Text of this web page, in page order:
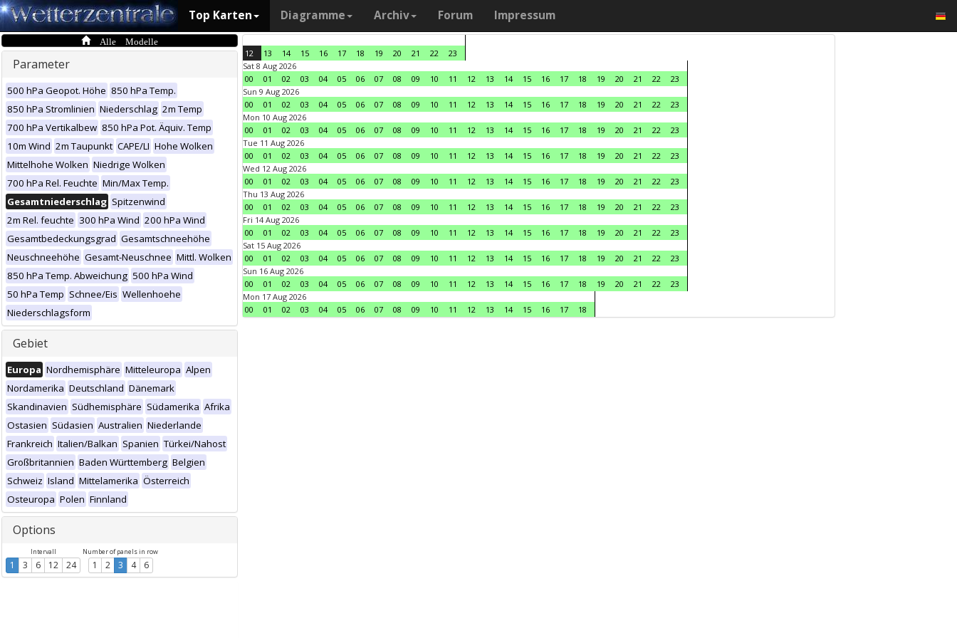
Top Karten Diagramme Archiv Forum Impressum
Alle Modelle
Parameter
500 hPa Geopot. Höhe 850 hPa Temp.
850 hPa Stromlinien Niederschlag 2m Temp
700 hPa Vertikalbew 850 hPa Pot. Äquiv. Temp
10m Wind 2m Taupunkt CAPE/LI Hohe Wolken
Mittelhohe Wolken Niedrige Wolken
700 hPa Rel. Feuchte Min/Max Temp.
Gesamtniederschlag Spitzenwind
2m Rel. feuchte 300 hPa Wind 200 hPa Wind
Gesamtbedeckungsgrad Gesamtschneehöhe
Neuschneehöhe Gesamt-Neuschnee Mittl. Wolken
850 hPa Temp. Abweichung 500 hPa Wind
50 hPa Temp Schnee/Eis Wellenhoehe
Niederschlagsform
Gebiet
Europa Nordhemisphäre Mitteleuropa Alpen
Nordamerika Deutschland Dänemark
Skandinavien Südhemisphäre Südamerika Afrika
Ostasien Südasien Australien Niederlande
Frankreich Italien/Balkan Spanien Türkei/Nahost
Großbritannien Baden Württemberg Belgien
Schweiz Island Mittelamerika Österreich
Osteuropa Polen Finnland
Options
Intervall
1 3 6 12 24
Number of panels in row
1 2 3 4 6
12 13 14 15 16 17 18 19 20 21 22
23
Sat 8 Aug 2026
00
01 02 03 04 05 06 07 08 09 10 11 12 13 14 15 16 17 18 19 20 21 22
23
Sun 9 Aug 2026
00
01 02 03 04 05 06 07 08 09 10 11 12 13 14 15 16 17 18 19 20 21 22
23
Mon 10 Aug 2026
00
01 02 03 04 05 06 07 08 09 10 11 12 13 14 15 16 17 18 19 20 21 22
23
Tue 11 Aug 2026
00
01 02 03 04 05 06 07 08 09 10 11 12 13 14 15 16 17 18 19 20 21 22
23
Wed 12 Aug 2026
00
01 02 03 04 05 06 07 08 09 10 11 12 13 14 15 16 17 18 19 20 21 22
23
Thu 13 Aug 2026
00
01 02 03 04 05 06 07 08 09 10 11 12 13 14 15 16 17 18 19 20 21 22
23
Fri 14 Aug 2026
00
01 02 03 04 05 06 07 08 09 10 11 12 13 14 15 16 17 18 19 20 21 22
23
Sat 15 Aug 2026
00
01 02 03 04 05 06 07 08 09 10 11 12 13 14 15 16 17 18 19 20 21 22
23
Sun 16 Aug 2026
00
01 02 03 04 05 06 07 08 09 10 11 12 13 14 15 16 17 18 19 20 21 22
23
Mon 17 Aug 2026
00
01 02 03 04 05 06 07 08 09 10 11 12 13 14 15 16 17 18